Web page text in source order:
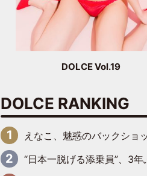
DOLCE Vol.19
DOLCE RANKING
えなこ、魅惑のバックショットに思わずドキッ「世界最高レベルの美しさ」「クールビューティーで良き」「
“日本一脱げる添乗員”、3年ぶりにグラビアDVDで復活 31歳の艶やかな